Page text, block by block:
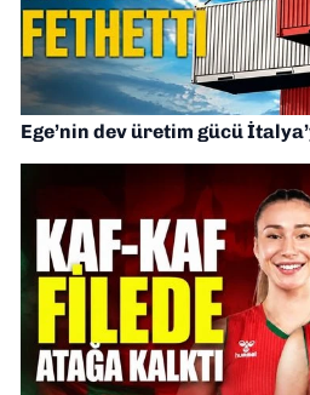
Ege’nin dev üretim gücü